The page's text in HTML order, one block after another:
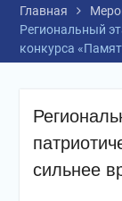
Главная
Региональный
конкурса
сильнее